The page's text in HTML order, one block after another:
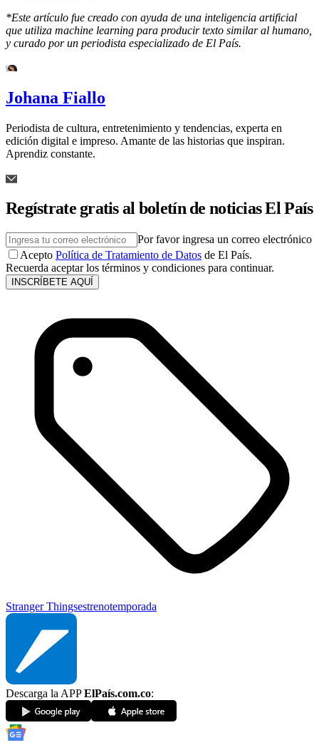
*Este artículo fue creado con ayuda de una inteligencia artificial
que utiliza machine learning para producir texto similar al humano,
y curado por un periodista especializado de El País.
Johana Fiallo
Periodista de cultura, entretenimiento y tendencias, experta en
edición digital e impreso. Amante de las historias que inspiran.
Aprendiz constante.
Regístrate gratis al boletín de noticias El País
Por favor ingresa un correo electrónico
Acepto Política de Tratamiento de Datos de El País.
Recuerda aceptar los términos y condiciones para continuar.
INSCRÍBETE AQUÍ
Stranger Thingsestrenotemporada
Descarga la APPElPaís.com.co: